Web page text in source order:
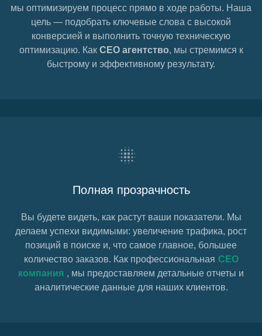
мы оптимизируем процесс прямо в ходе работы. Наша
цель — подобрать ключевые слова с высокой
конверсией и выполнить точную техническую
оптимизацию. Как СЕО агентство, мы стремимся к
быстрому и эффективному результату.
Полная прозрачность
Вы будете видеть, как растут ваши показатели. Мы
делаем успехи видимыми: увеличение трафика, рост
позиций в поиске и, что самое главное, большее
количество заказов. Как профессиональная СЕО
компания , мы предоставляем детальные отчеты и
аналитические данные для наших клиентов.